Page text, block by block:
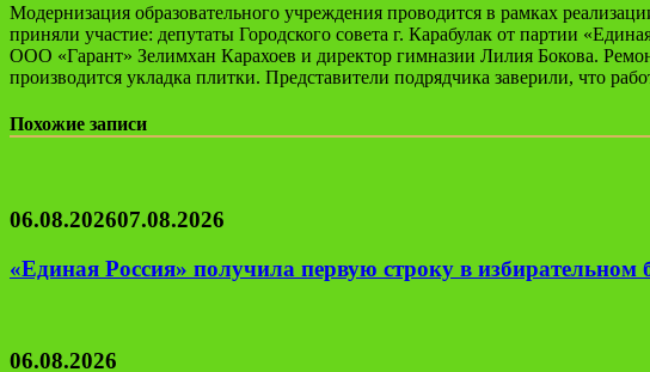
Модернизация образовательного учреждения проводится в рамках
приняли участие: депутаты Городского совета г. Карабулак от партии
ООО «Гарант» Зелимхан Карахоев и директор гимназии Лилия Бокова.
производится укладка плитки. Представители подрядчика заверили, что
Похожие записи
06.08.202607.08.2026
«Единая Россия» получила первую строку в
06.08.2026